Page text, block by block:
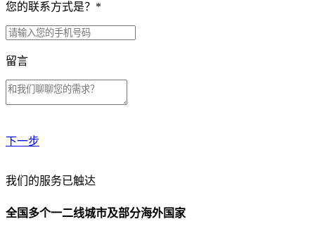
您的联系方式是？ *
留言
下一步
贵公司预算范围是？
我们的服务已触达
全国多个一二线城市及部分海外国家